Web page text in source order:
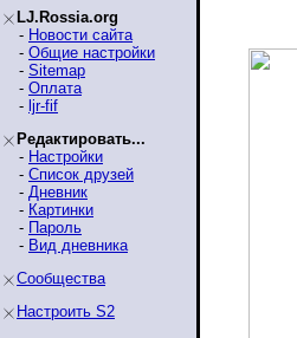
LJ.Rossia.org
- Новости сайта
- Общие настройки
- Sitemap
- Оплата
- ljr-fif
Редактировать...
- Настройки
- Список друзей
- Дневник
- Картинки
- Пароль
- Вид дневника
Сообщества
Настроить S2